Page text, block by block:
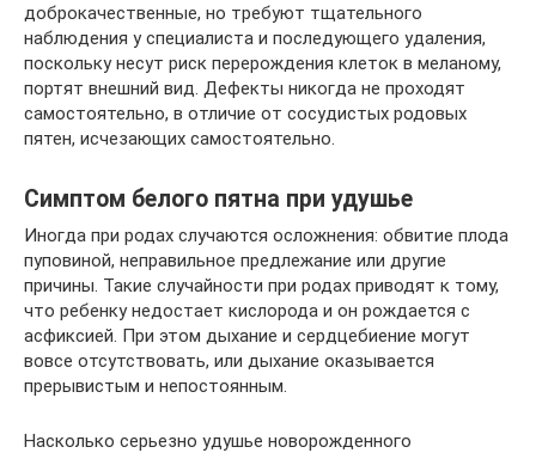
доброкачественные, но требуют тщательного
наблюдения у специалиста и последующего удаления,
поскольку несут риск перерождения клеток в меланому,
портят внешний вид. Дефекты никогда не проходят
самостоятельно, в отличие от сосудистых родовых
пятен, исчезающих самостоятельно.
Симптом белого пятна при удушье
Иногда при родах случаются осложнения: обвитие плода
пуповиной, неправильное предлежание или другие
причины. Такие случайности при родах приводят к тому,
что ребенку недостает кислорода и он рождается с
асфиксией. При этом дыхание и сердцебиение могут
вовсе отсутствовать, или дыхание оказывается
прерывистым и непостоянным.
Насколько серьезно удушье новорожденного